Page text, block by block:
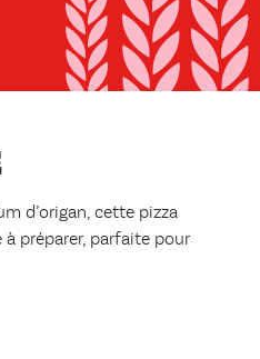
d’origan, cette pizza
préparer, parfaite pour